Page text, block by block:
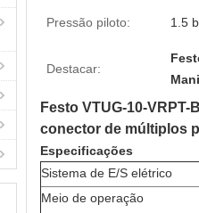
Pressão piloto: 1.5
Destacar:
Festo VTUG-10-
conector de múltiplos
Especificações
Sistema de E/S elétrico
Meio de operação